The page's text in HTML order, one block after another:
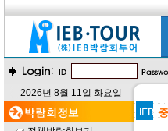
2026년 8월 11일 화요일